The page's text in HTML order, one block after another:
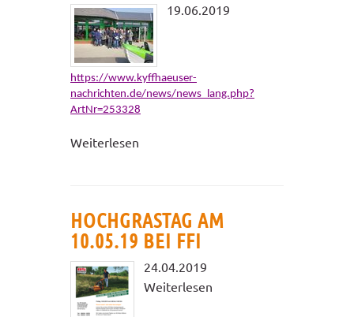
19.06.2019
https://www.kyffhaeuser-
nachrichten.de/news/news_lang.php?
ArtNr=253328
Weiterlesen
HOCHGRASTAG AM
10.05.19 BEI FFI
24.04.2019
Weiterlesen